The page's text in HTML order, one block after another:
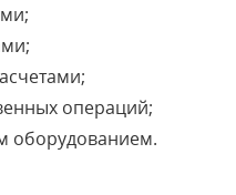
операций;
оборудованием.